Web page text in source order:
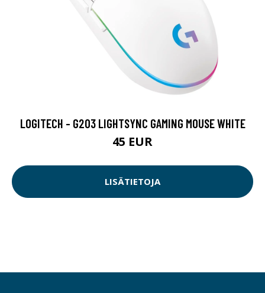
LOGITECH - G203 LIGHTSYNC GAMING MOUSE WHITE
45 EUR
LISÄTIETOJA